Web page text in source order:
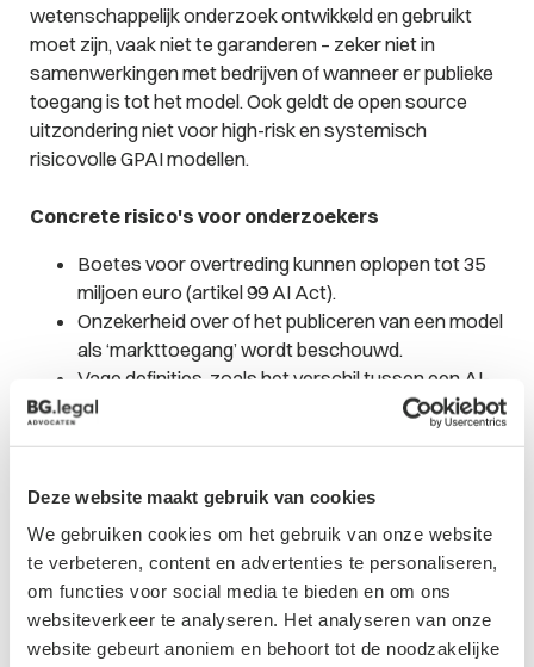
Deze website maakt gebruik van cookies
We gebruiken cookies om het gebruik van onze website
te verbeteren, content en advertenties te personaliseren,
om functies voor social media te bieden en om ons
websiteverkeer te analyseren. Het analyseren van onze
website gebeurt anoniem en behoort tot de noodzakelijke
wetenschappelijk onderzoek ontwikkeld en gebruikt
moet zijn, vaak niet te garanderen – zeker niet in
samenwerkingen met bedrijven of wanneer er publieke
toegang is tot het model. Ook geldt de open source
uitzondering niet voor high-risk en systemisch
risicovolle GPAI modellen.
Concrete risico's voor onderzoekers
Boetes voor overtreding kunnen oplopen tot 35
miljoen euro (artikel 99 AI Act).
Onzekerheid over of het publiceren van een model
als ‘markttoegang’ wordt beschouwd.
Vage definities, zoals het verschil tussen een AI-
systeem en AI-model.
Onderzoekers moeten zich bewust zijn van:
De classificatie van hun systeem: verboden, high-
risk, of GPAI.
Of hun publicaties mogelijk onder ‘in gebruik